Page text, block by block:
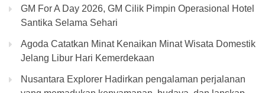
GM For A Day 2026, GM Cilik Pimpin Operasional Hotel
Santika Selama Sehari
Agoda Catatkan Minat Kenaikan Minat Wisata Domestik
Jelang Libur Hari Kemerdekaan
Nusantara Explorer Hadirkan pengalaman perjalanan